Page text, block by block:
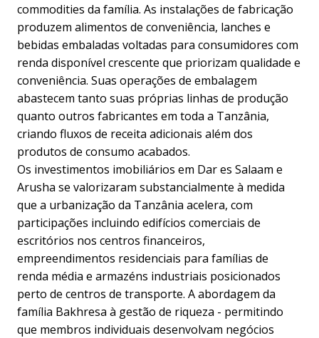
commodities da família. As instalações de fabricação
produzem alimentos de conveniência, lanches e
bebidas embaladas voltadas para consumidores com
renda disponível crescente que priorizam qualidade e
conveniência. Suas operações de embalagem
abastecem tanto suas próprias linhas de produção
quanto outros fabricantes em toda a Tanzânia,
criando fluxos de receita adicionais além dos
produtos de consumo acabados.
Os investimentos imobiliários em Dar es Salaam e
Arusha se valorizaram substancialmente à medida
que a urbanização da Tanzânia acelera, com
participações incluindo edifícios comerciais de
escritórios nos centros financeiros,
empreendimentos residenciais para famílias de
renda média e armazéns industriais posicionados
perto de centros de transporte. A abordagem da
família Bakhresa à gestão de riqueza - permitindo
que membros individuais desenvolvam negócios